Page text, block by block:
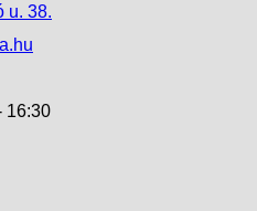
u. 38.
16:30